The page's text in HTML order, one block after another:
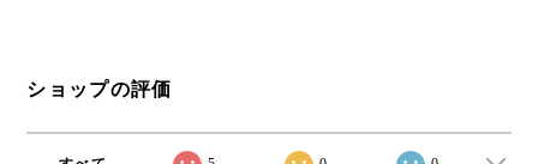
ショップの評価